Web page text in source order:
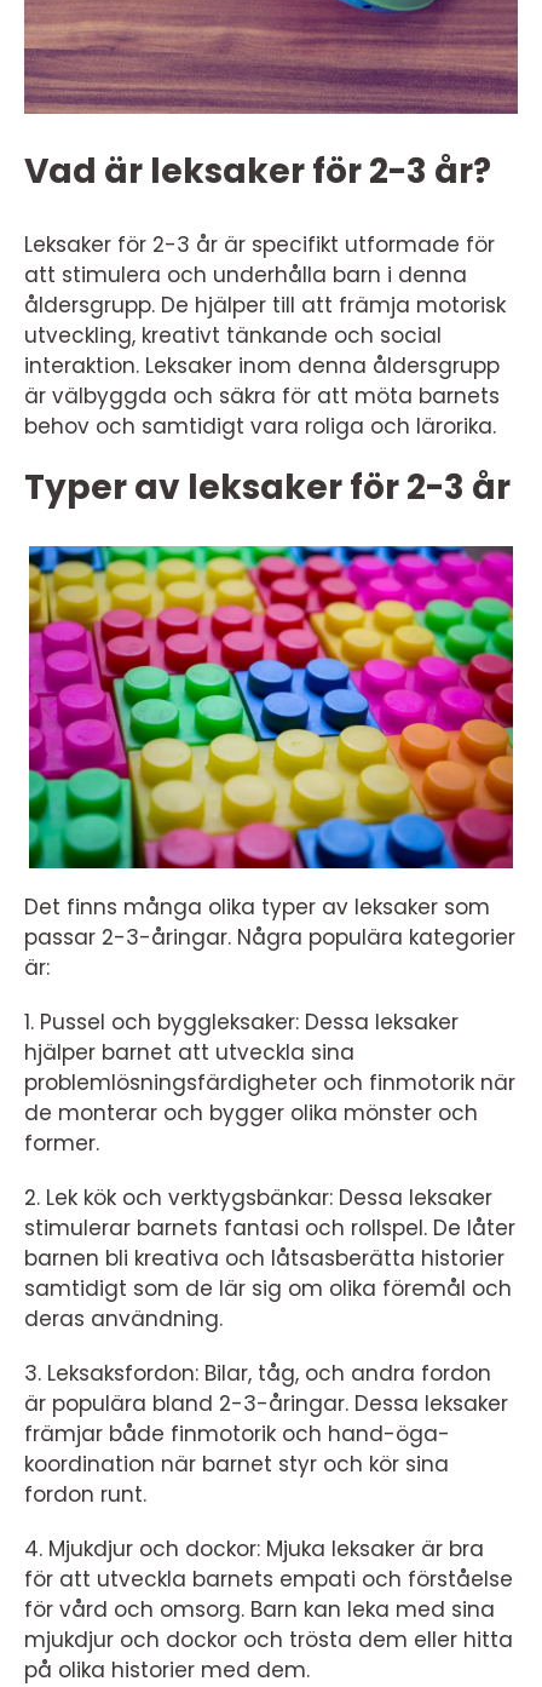
Vad är leksaker för 2-3 år?
Leksaker för 2-3 år är specifikt utformade för
att stimulera och underhålla barn i denna
åldersgrupp. De hjälper till att främja motorisk
utveckling, kreativt tänkande och social
interaktion. Leksaker inom denna åldersgrupp
är välbyggda och säkra för att möta barnets
behov och samtidigt vara roliga och lärorika.
Typer av leksaker för 2-3 år
Det finns många olika typer av leksaker som
passar 2-3-åringar. Några populära kategorier
är:
1. Pussel och byggleksaker: Dessa leksaker
hjälper barnet att utveckla sina
problemlösningsfärdigheter och finmotorik när
de monterar och bygger olika mönster och
former.
2. Lek kök och verktygsbänkar: Dessa leksaker
stimulerar barnets fantasi och rollspel. De låter
barnen bli kreativa och låtsasberätta historier
samtidigt som de lär sig om olika föremål och
deras användning.
3. Leksaksfordon: Bilar, tåg, och andra fordon
är populära bland 2-3-åringar. Dessa leksaker
främjar både finmotorik och hand-öga-
koordination när barnet styr och kör sina
fordon runt.
4. Mjukdjur och dockor: Mjuka leksaker är bra
för att utveckla barnets empati och förståelse
för vård och omsorg. Barn kan leka med sina
mjukdjur och dockor och trösta dem eller hitta
på olika historier med dem.